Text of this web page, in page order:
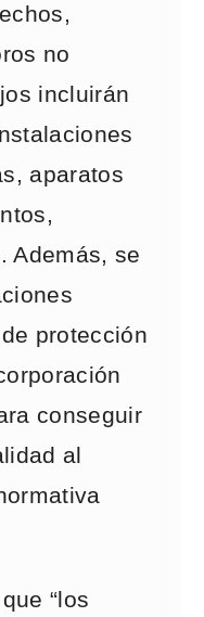
no
incluirán
aparatos
Además, se
protección
conseguir
al
“los